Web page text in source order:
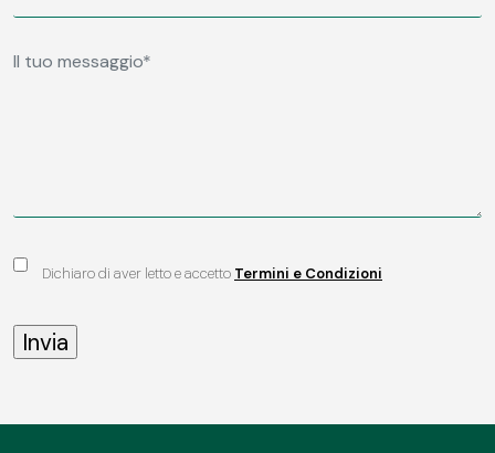
Dichiaro di aver letto e accetto Termini e Condizioni